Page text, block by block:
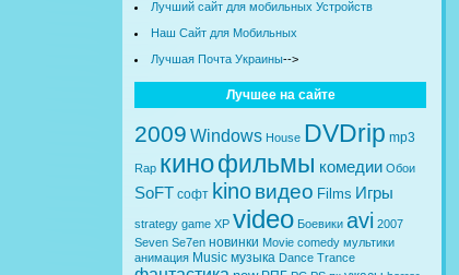
Лучший сайт для мобильных Устройств
Наш Сайт для Мобильных
Лучшая Почта Украины-->
Лучшее на сайте
2009 Windows House DVDrip mp3
Rap кинофильмы комедии Обои
SoFT софт kinoвидео Films Игры
strategy game XP video Боевики avi 2007
Seven Se7en новинки Movie comedy мультики
анимация Music музыка Dance Trance